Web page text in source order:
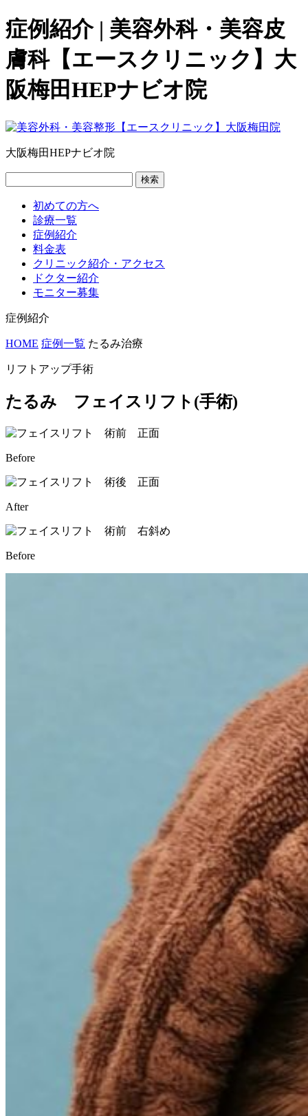
症例紹介 | 美容外科・美容皮
膚科【エースクリニック】大
阪梅田HEPナビオ院
大阪梅田HEPナビオ院
検索
初めての方へ
診療一覧
症例紹介
料金表
クリニック紹介・アクセス
ドクター紹介
モニター募集
症例紹介
HOME 症例一覧 たるみ治療
リフトアップ手術
たるみ フェイスリフト(手術)
Before
After
Before